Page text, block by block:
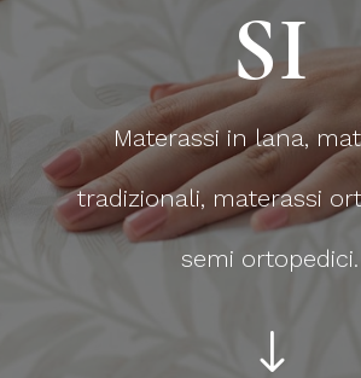
SI
Materassi in lana,
tradizionali, materassi
semi ortopedici.
"